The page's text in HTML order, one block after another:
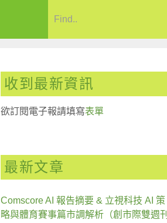
收到最新資訊
欲訂閱電子報請填寫表單
最新文章
Comscore AI 報告摘要 & 立視科技 AI 策
略與體育賽事篇市調解析（創市際雙週刊